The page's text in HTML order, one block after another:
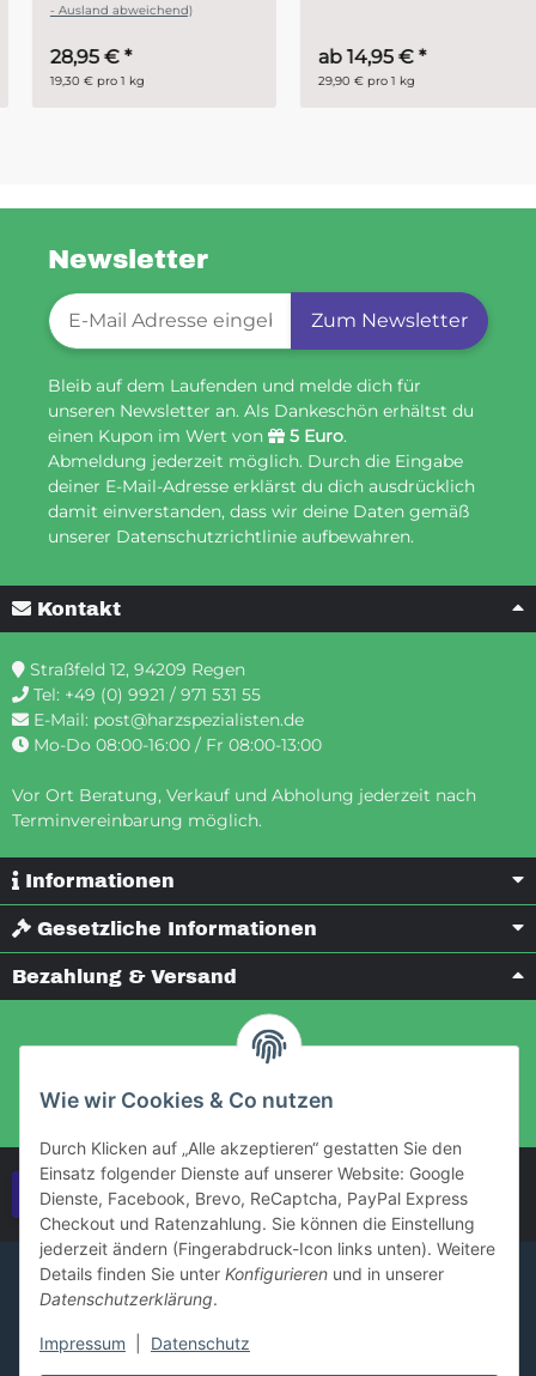
Wie wir Cookies & Co nutzen
Durch Klicken auf „Alle akzeptieren“ gestatten Sie den
Einsatz folgender Dienste auf unserer Website: Google
Dienste, Facebook, Brevo, ReCaptcha, PayPal Express
Checkout und Ratenzahlung. Sie können die Einstellung
jederzeit ändern (Fingerabdruck-Icon links unten). Weitere
Details finden Sie unter Konfigurieren und in unserer
Datenschutzerklärung.
Impressum Datenschutz
- Ausland abweichend)
28,95 € *
19,30 € pro 1 kg
ab14,95 € *
29,90 € pro 1 kg
Newsletter
Newsletter-Registrierung
Zum Newsletter
Bleib auf dem Laufenden und melde dich für
unseren Newsletter an. Als Dankeschön erhältst du
einen Kupon im Wert von
5 Euro.
Abmeldung jederzeit möglich. Durch die Eingabe
deiner E-Mail-Adresse erklärst du dich ausdrücklich
damit einverstanden, dass wir deine Daten gemäß
unserer Datenschutzrichtlinie aufbewahren.
Kontakt
Straßfeld 12, 94209 Regen
Tel: +49 (0) 9921 / 971 531 55
E-Mail: post@harzspezialisten.de
Mo-Do 08:00-16:00 / Fr 08:00-13:00
Vor Ort Beratung, Verkauf und Abholung jederzeit nach
Terminvereinbarung möglich.
Informationen
Gesetzliche Informationen
Bezahlung & Versand
Vertrag widerrufen